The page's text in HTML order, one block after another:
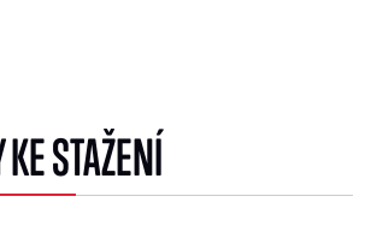
KE STAŽENÍ